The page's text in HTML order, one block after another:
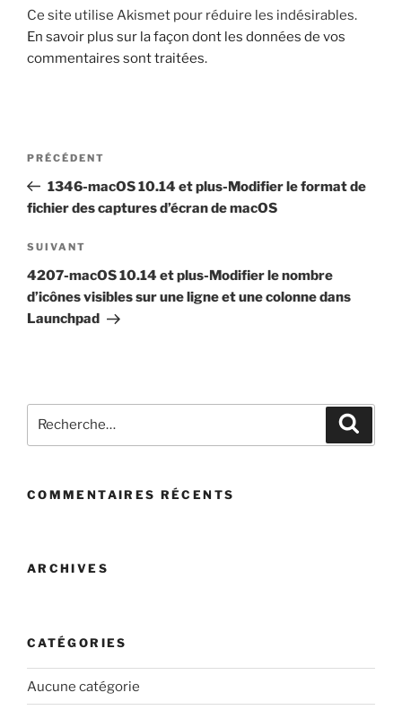
Ce site utilise Akismet pour réduire les indésirables.
En savoir plus sur la façon dont les données de vos
commentaires sont traitées.
Navigation
l’article
Article
précédent
PRÉCÉDENT
1346-macOS 10.14 et plus-Modifier le format de
fichier des captures d’écran de macOS
Article
suivant
SUIVANT
4207-macOS 10.14 et plus-Modifier le nombre
d’icônes visibles sur une ligne et une colonne dans
Launchpad
pour
COMMENTAIRES RÉCENTS
ARCHIVES
CATÉGORIES
Aucune catégorie